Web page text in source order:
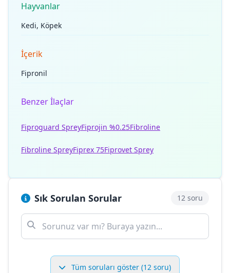
Hayvanlar
Kedi, Köpek
İçerik
Fipronil
Benzer İlaçlar
Fiproguard SpreyFiprojin %0.25Fibroline
Fibroline SpreyFiprex 75Fiprovet Sprey
Sık Sorulan Sorular 12 soru
Tüm soruları göster (12 soru)